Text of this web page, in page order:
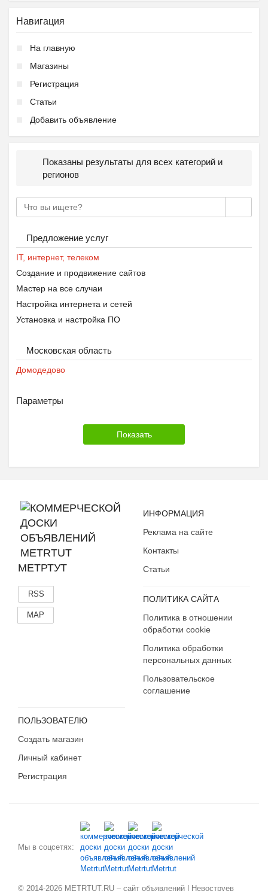
Навигация
На главную
Магазины
Регистрация
Статьи
Добавить объявление
Показаны результаты для всех категорий и
регионов
Предложение услуг
IT, интернет, телеком
Создание и продвижение сайтов
Мастер на все случаи
Настройка интернета и сетей
Установка и настройка ПО
Московская область
Домодедово
Параметры
МЕТРТУТ
RSS
MAP
ИНФОРМАЦИЯ
Реклама на сайте
Контакты
Статьи
ПОЛИТИКА САЙТА
Политика в отношении
обработки cookie
Политика обработки
персональных данных
Пользовательское
соглашение
ПОЛЬЗОВАТЕЛЮ
Создать магазин
Личный кабинет
Регистрация
Мы в соцсетях:
© 2014-2026 METRTUT.RU – сайт объявлений | Невоструев